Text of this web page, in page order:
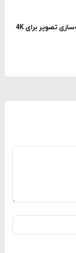
استاندارد HDMI 2.2 از راه رسید؛ پایان فشرده‌سازی تصویر برای 4K